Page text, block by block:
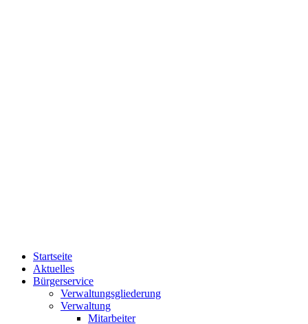
Startseite
Aktuelles
Bürgerservice
Verwaltungsgliederung
Verwaltung
Mitarbeiter